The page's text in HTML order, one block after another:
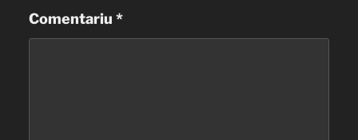
Comentariu *